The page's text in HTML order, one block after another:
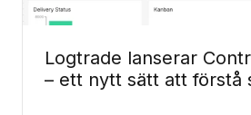
Logtrade lanserar
– ett nytt sätt att förstå